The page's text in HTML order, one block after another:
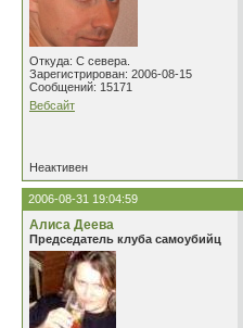
Откуда: С севера.
Зарегистрирован: 2006-08-15
Сообщений: 15171
Вебсайт
Неактивен
2006-08-31 19:04:59
Алиса Деева
Председатель клуба самоубийц